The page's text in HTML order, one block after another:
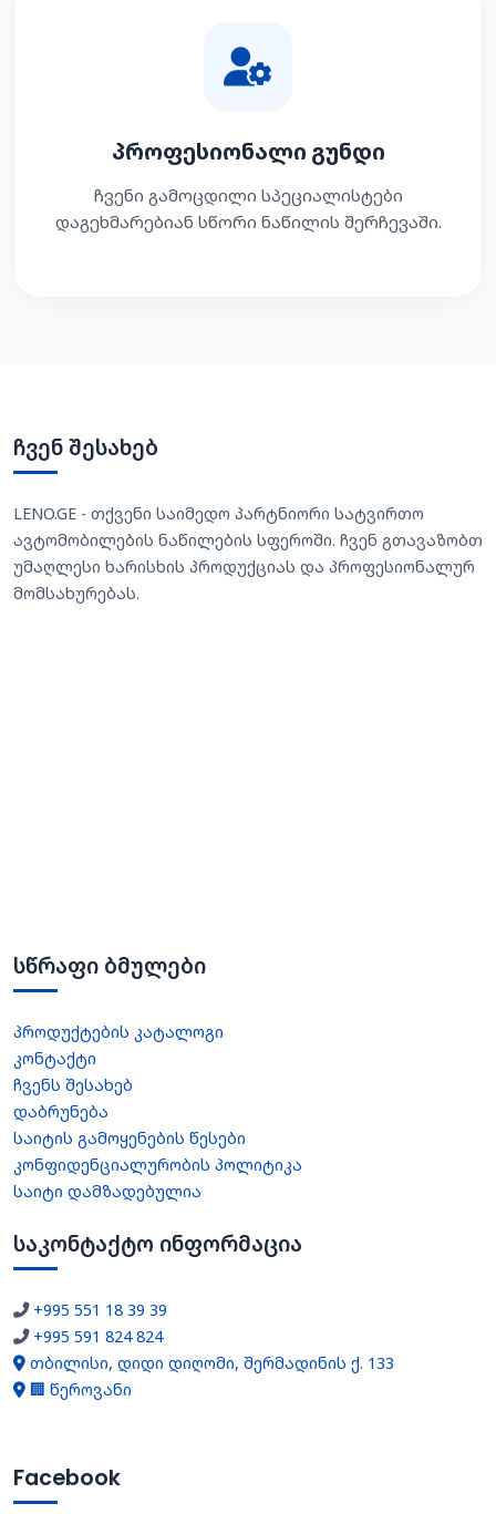
პროფესიონალი გუნდი
ჩვენი გამოცდილი სპეციალისტები
დაგეხმარებიან სწორი ნაწილის შერჩევაში.
ჩვენ შესახებ
LENO.GE - თქვენი საიმედო პარტნიორი სატვირთო
ავტომობილების ნაწილების სფეროში. ჩვენ გთავაზობთ
უმაღლესი ხარისხის პროდუქციას და პროფესიონალურ
მომსახურებას.
სწრაფი ბმულები
პროდუქტების კატალოგი
კონტაქტი
ჩვენს შესახებ
დაბრუნება
საიტის გამოყენების წესები
კონფიდენციალურობის პოლიტიკა
საიტი დამზადებულია
საკონტაქტო ინფორმაცია
+995 551 18 39 39
+995 591 824 824
თბილისი, დიდი დიღომი, შერმადინის ქ. 133
🏢 წეროვანი
Facebook